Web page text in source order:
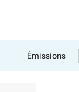
Émissions